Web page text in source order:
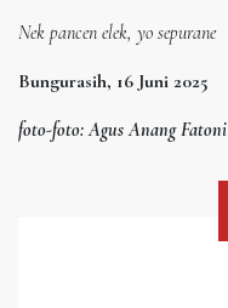
Nek pancen elek, yo sepurane
Bungurasih, 16 Juni 2025
foto-foto: Agus Anang Fatoni